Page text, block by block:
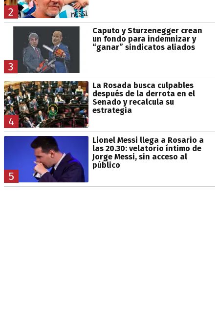
2
3
Caputo y Sturzenegger crean
un fondo para indemnizar y
“ganar” sindicatos aliados
4
La Rosada busca culpables
después de la derrota en el
Senado y recalcula su
estrategia
5
Lionel Messi llega a Rosario a
las 20.30: velatorio íntimo de
Jorge Messi, sin acceso al
público